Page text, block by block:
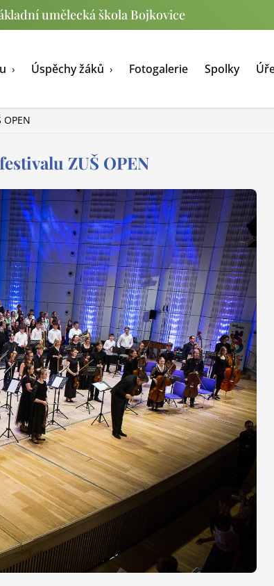
umělecká škola Bojkovice
› Úspěchy žáků › Fotogalerie Spolky
ZUŠ OPEN